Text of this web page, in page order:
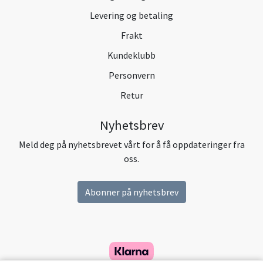
Levering og betaling
Frakt
Kundeklubb
Personvern
Retur
Nyhetsbrev
Meld deg på nyhetsbrevet vårt for å få oppdateringer fra
oss.
Abonner på nyhetsbrev